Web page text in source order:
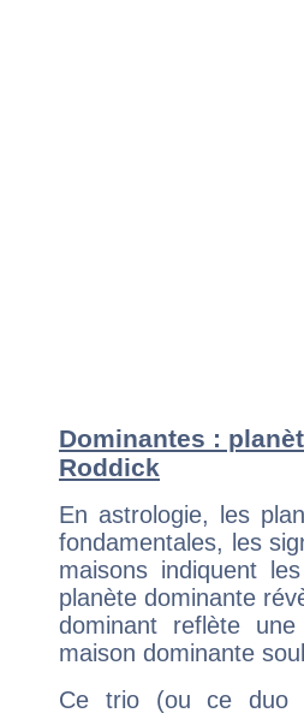
Dominantes :
Roddick
En astrologie, les
fondamentales, les
maisons indiquent
planète dominante
dominant reflète
maison dominante
Ce trio (ou ce duo